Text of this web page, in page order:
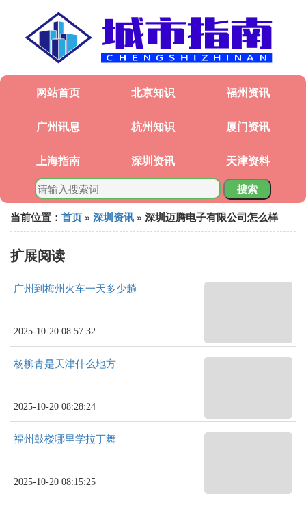
网站首页 北京知识 福州资讯
广州讯息 杭州知识 厦门资讯
上海指南 深圳资讯 天津资料
搜索
当前位置： 首页 » 深圳资讯 » 深圳迈腾电子有限公司怎么样
扩展阅读
广州到梅州火车一天多少趟
2025-10-20 08:57:32
杨柳青是天津什么地方
2025-10-20 08:28:24
福州鼓楼哪里学拉丁舞
2025-10-20 08:15:25